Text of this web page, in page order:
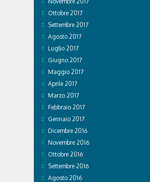
Ottobre 2017
Settembre 2017
Agosto 2017
Luglio 2017
Giugno 2017
Maggio 2017
Aprile 2017
Marzo 2017
Febbraio 2017
Gennaio 2017
Dicembre 2016
Novembre 2016
Ottobre 2016
Settembre 2016
Agosto 2016